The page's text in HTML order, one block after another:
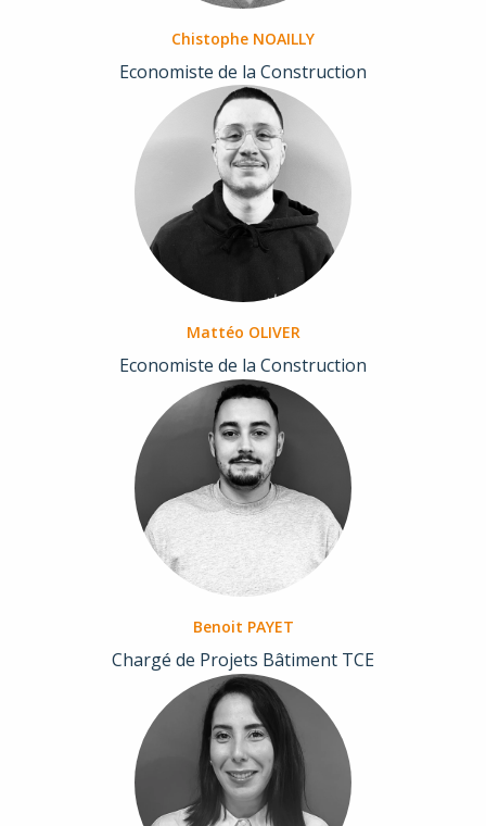
Chistophe NOAILLY
Economiste de la Construction
Mattéo OLIVER
Economiste de la Construction
Benoit PAYET
Chargé de Projets Bâtiment TCE